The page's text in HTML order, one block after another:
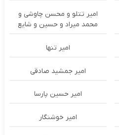
امیر تتلو و محسن چاوشی و
محمد میراد و حسین و شایع
امیر تنها
امیر جمشید صادقی
امیر حسین پارسا
امیر خوشنگار